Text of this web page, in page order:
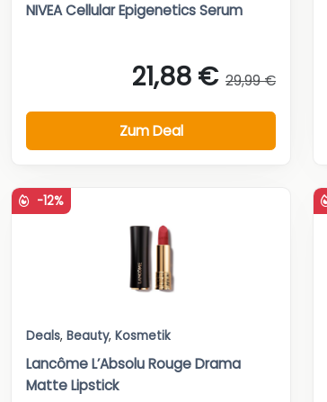
NIVEA Cellular Epigenetics Serum
21,88 € 29,99 €
Zum Deal
-12%
Deals, Beauty, Kosmetik
Lancôme L’Absolu Rouge Drama
Matte Lipstick